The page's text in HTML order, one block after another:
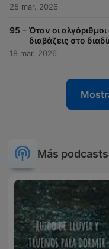
25 mar. 2026
95 - Όταν οι
διαβάζεις στο
18 mar. 2026
Más